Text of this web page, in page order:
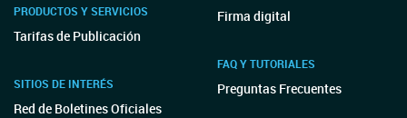
PRODUCTOS Y SERVICIOS
Tarifas de Publicación
SITIOS DE INTERÉS
Red de Boletines Oficiales
Firma digital
FAQ Y TUTORIALES
Preguntas Frecuentes